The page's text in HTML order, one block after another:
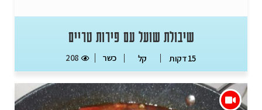
שיבולת שועל עם פירות טריים
15 דקות קל כשר 208